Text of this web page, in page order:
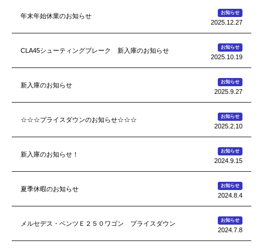
年末年始休業のお知らせ お知らせ
2025.12.27
CLA45シューティングブレーク 新入庫のお知らせ お知らせ
2025.10.19
新入庫のお知らせ お知らせ
2025.9.27
☆☆☆プライスダウンのお知らせ☆☆☆ お知らせ
2025.2.10
新入庫のお知らせ！ お知らせ
2024.9.15
夏季休暇のお知らせ お知らせ
2024.8.4
メルセデス・ベンツＥ２５０ワゴン プライスダウン お知らせ
2024.7.8